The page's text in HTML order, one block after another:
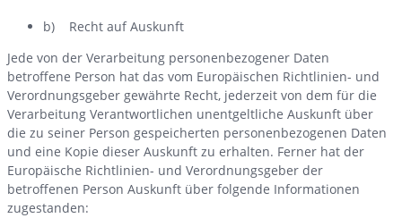
b) Recht auf Auskunft
Jede von der Verarbeitung personenbezogener Daten
betroffene Person hat das vom Europäischen Richtlinien- und
Verordnungsgeber gewährte Recht, jederzeit von dem für die
Verarbeitung Verantwortlichen unentgeltliche Auskunft über
die zu seiner Person gespeicherten personenbezogenen Daten
und eine Kopie dieser Auskunft zu erhalten. Ferner hat der
Europäische Richtlinien- und Verordnungsgeber der
betroffenen Person Auskunft über folgende Informationen
zugestanden: